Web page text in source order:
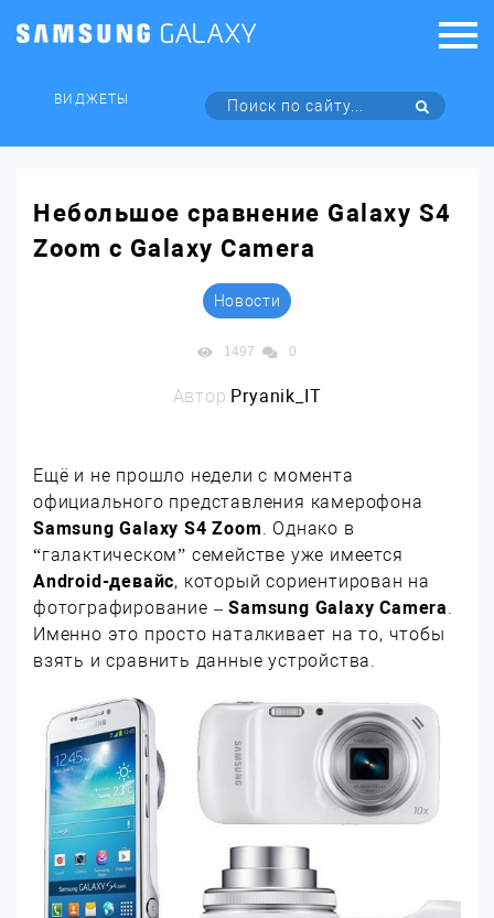
ВИДЖЕТЫ
Небольшое сравнение Galaxy S4
Zoom с Galaxy Camera
Новости
1497 0
Автор:Pryanik_IT
Ещё и не прошло недели с момента
официального представления камерофона
Samsung Galaxy S4 Zoom. Однако в
“галактическом” семействе уже имеется
Android-девайс, который сориентирован на
фотографирование –Samsung Galaxy Camera.
Именно это просто наталкивает на то, чтобы
взять и сравнить данные устройства.